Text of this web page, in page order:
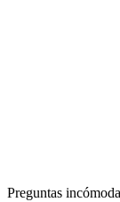
Preguntas